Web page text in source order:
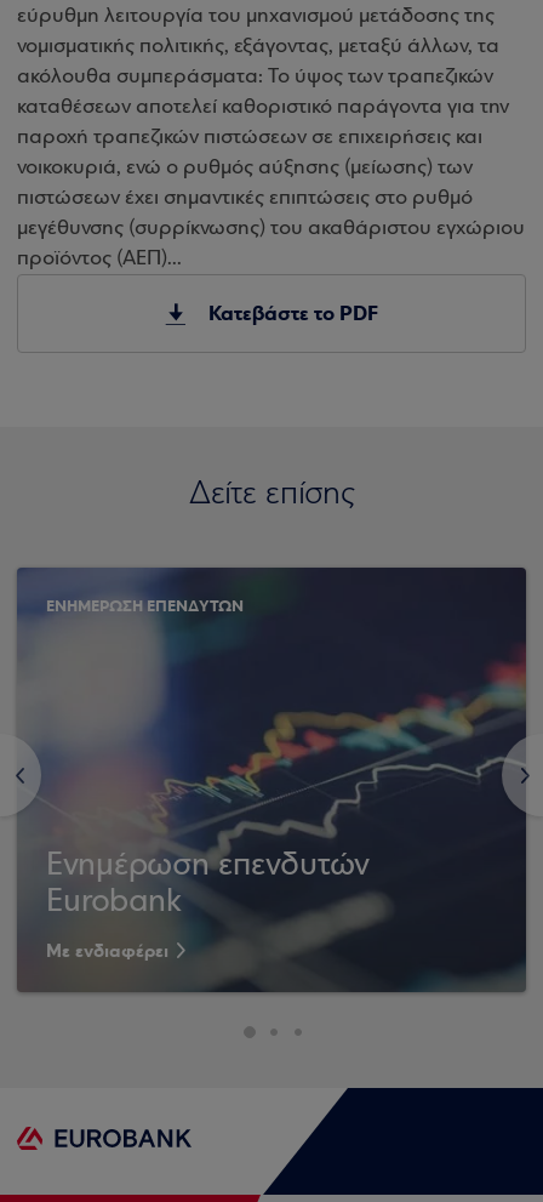
εύρυθμη λειτουργία του μηχανισμού μετάδοσης της
νομισματικής πολιτικής, εξάγοντας, μεταξύ άλλων, τα
ακόλουθα συμπεράσματα: Το ύψος των τραπεζικών
καταθέσεων αποτελεί καθοριστικό παράγοντα για την
παροχή τραπεζικών πιστώσεων σε επιχειρήσεις και
νοικοκυριά, ενώ ο ρυθμός αύξησης (μείωσης) των
πιστώσεων έχει σημαντικές επιπτώσεις στο ρυθμό
μεγέθυνσης (συρρίκνωσης) του ακαθάριστου εγχώριου
προϊόντος (ΑΕΠ)...
Κατεβάστε το PDF
Δείτε επίσης
<
ΕΝΗΜΕΡΩΣΗ ΕΠΕΝΔΥΤΩΝ
Ενημέρωση επενδυτών
Eurobank
Με ενδιαφέρει
>